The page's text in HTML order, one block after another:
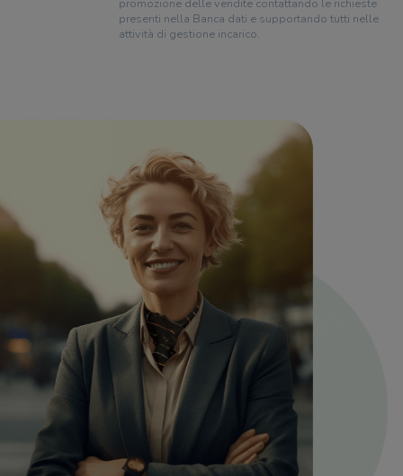
promozione delle vendite contattando le richieste
presenti nella Banca dati e supportando tutti nelle
attività di gestione incarico.